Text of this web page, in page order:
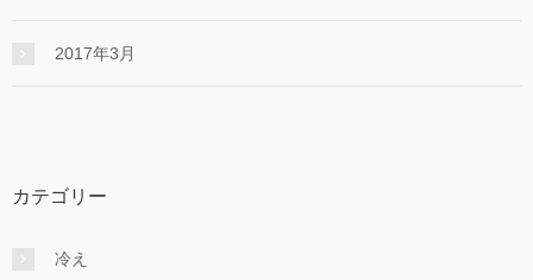
2017年3月
カテゴリー
冷え